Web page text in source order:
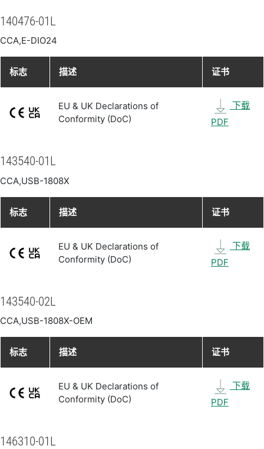
140476-01L
CCA,E-DIO24
标志 描述 证书
EU & UK Declarations of
Conformity (DoC)
下载
PDF
143540-01L
CCA,USB-1808X
标志 描述 证书
EU & UK Declarations of
Conformity (DoC)
下载
PDF
143540-02L
CCA,USB-1808X-OEM
标志 描述 证书
EU & UK Declarations of
Conformity (DoC)
下载
PDF
146310-01L